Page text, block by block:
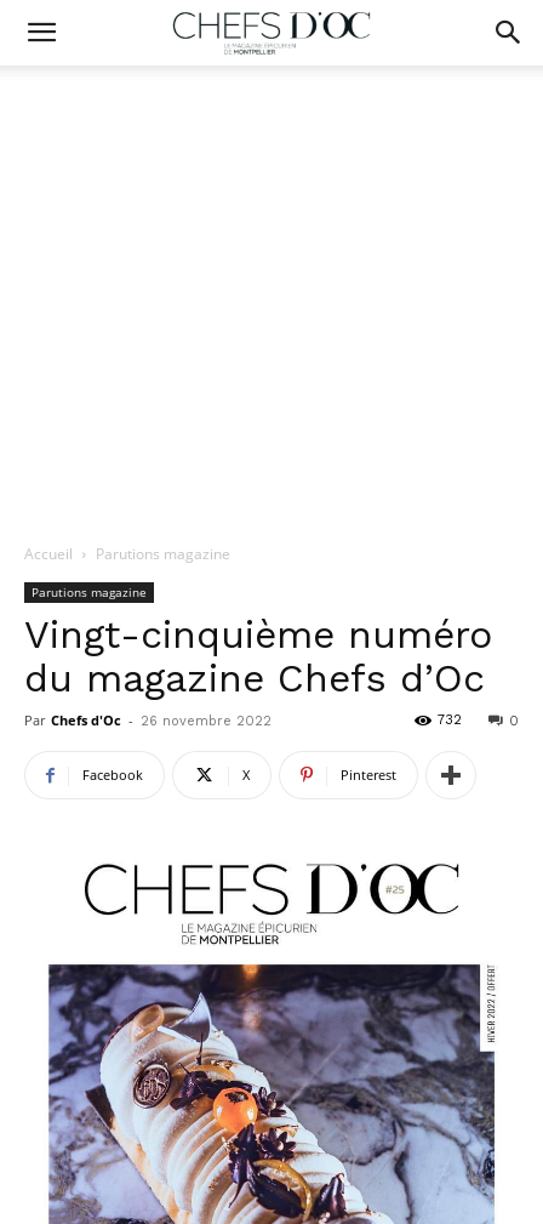
Accueil Parutions magazine
Parutions magazine
Vingt-cinquième numéro
du magazine Chefs d’Oc
Par Chefs d'Oc - 26 novembre 2022 0
732
Facebook X Pinterest